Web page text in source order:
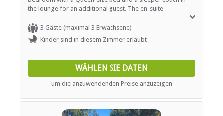
INTERNET
Kostenloses Wi-Fi
Flughafentransfers
the lounge for an additional guest. The en-suite
bathroom/dressing room has a shower, basin and toilet.
The open plan living area has a fully equipped kitchenette
with hob, microwave, kettle, toaster and fridge. a dining
table with chairs and comfortable lounge furniture. TV
private patio overlooks the garden and pool.
3 Gäste (maximal 3 Erwachsene)
Kinder sind in diesem Zimmer erlaubt
WÄHLEN SIE DATEN
um die anzuwendenden Preise anzuzeigen